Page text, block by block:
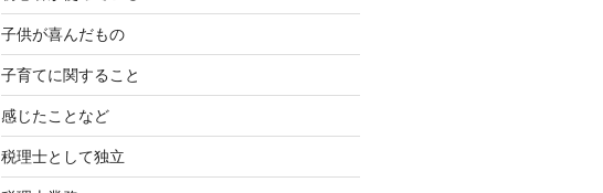
子供が喜んだもの
子育てに関すること
感じたことなど
税理士として独立